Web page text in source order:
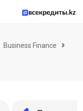
Business Finance